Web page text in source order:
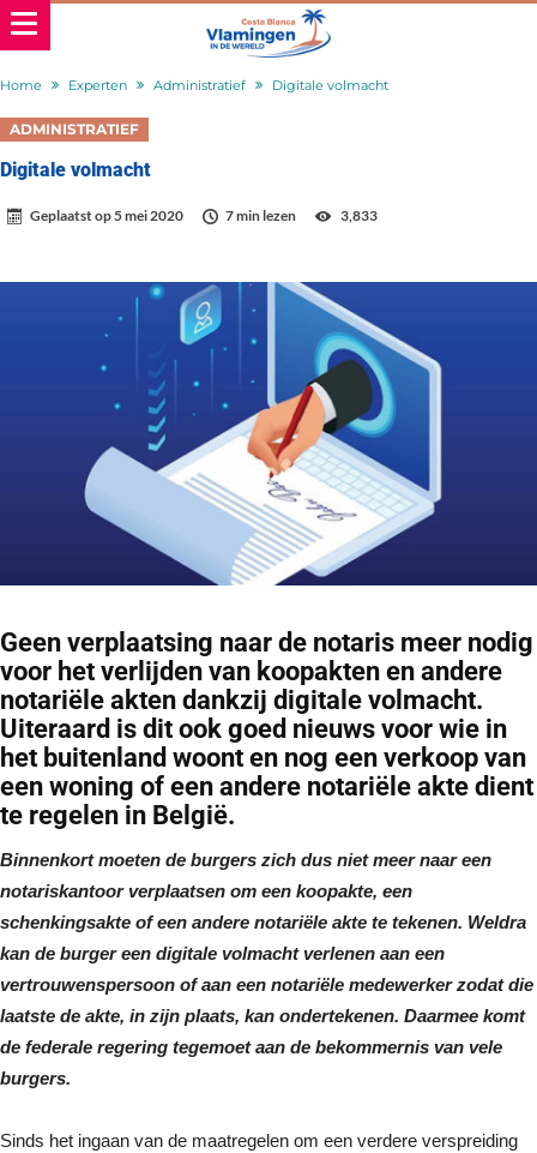
Home Experten Administratief Digitale volmacht
ADMINISTRATIEF
Digitale volmacht
Geplaatst op5 mei 2020 7 min lezen 3,833
Geen verplaatsing naar de notaris meer nodig
voor het verlijden van koopakten en andere
notariële akten dankzij digitale volmacht.
Uiteraard is dit ook goed nieuws voor wie in
het buitenland woont en nog een verkoop van
een woning of een andere notariële akte dient
te regelen in België.
Binnenkort moeten de burgers zich dus niet meer naar een
notariskantoor verplaatsen om een koopakte, een
schenkingsakte of een andere notariële akte te tekenen. Weldra
kan de burger een digitale volmacht verlenen aan een
vertrouwenspersoon of aan een notariële medewerker zodat die
laatste de akte, in zijn plaats, kan ondertekenen. Daarmee komt
de federale regering tegemoet aan de bekommernis van vele
burgers.
Sinds het ingaan van de maatregelen om een verdere verspreiding